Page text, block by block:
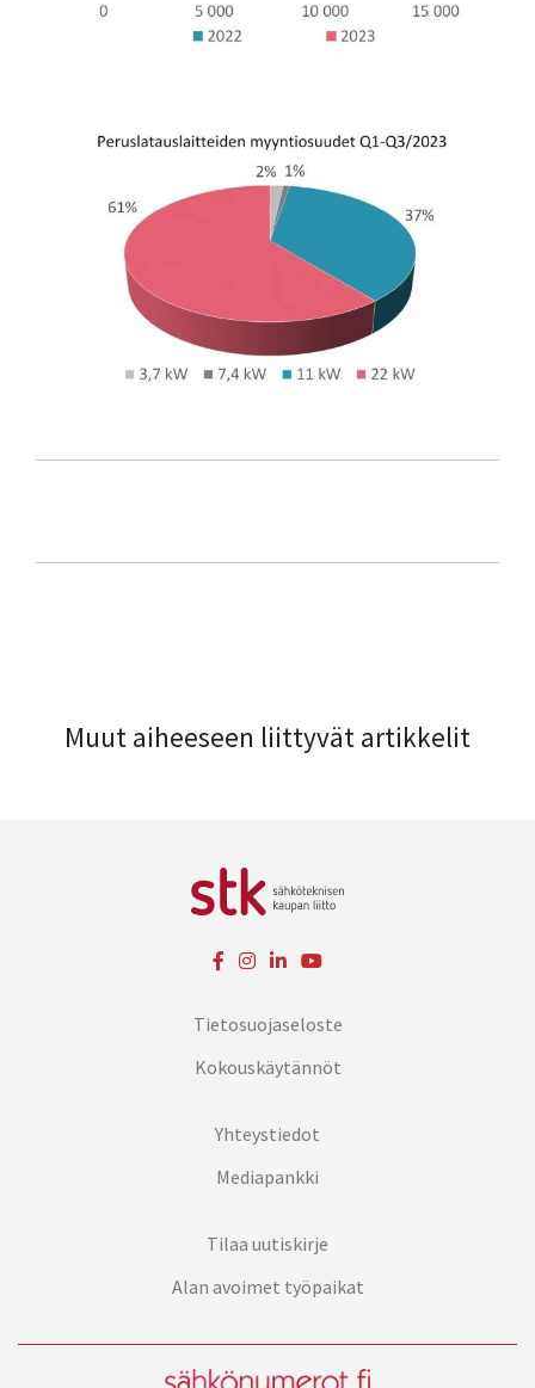
Muut aiheeseen liittyvät artikkelit
Tietosuojaseloste
Kokouskäytännöt
Yhteystiedot
Mediapankki
Tilaa uutiskirje
Alan avoimet työpaikat